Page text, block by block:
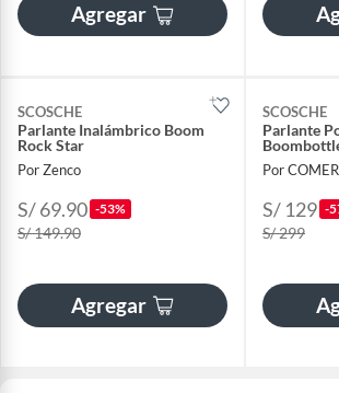
Agregar
SCOSCHE
Parlante Inalámbrico Boom
Rock Star
Por Zenco
S/ 69.90 -53%
S/ 149.90
Agregar
SCOSCHE
Parlante
Por
S/ 129 -
S/ 299